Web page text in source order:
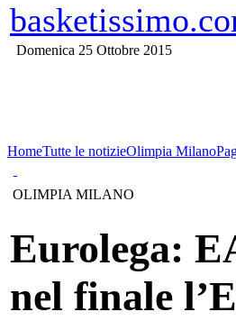
Domenica 25 Ottobre 2015
HomeTutte le notizieOlimpia Milano
OLIMPIA MILANO
Eurolega:
nel finale